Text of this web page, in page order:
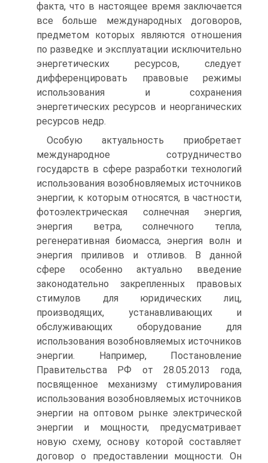
факта, что в настоящее время заключается
все больше международных договоров,
предметом которых являются отношения
по разведке и эксплуатации исключительно
энергетических ресурсов, следует
дифференцировать правовые режимы
использования и сохранения
энергетических ресурсов и неорганических
ресурсов недр.
Особую актуальность приобретает
международное сотрудничество
государств в сфере разработки технологий
использования возобновляемых источников
энергии, к которым относятся, в частности,
фотоэлектрическая солнечная энергия,
энергия ветра, солнечного тепла,
регенеративная биомасса, энергия волн и
энергия приливов и отливов. В данной
сфере особенно актуально введение
законодательно закрепленных правовых
стимулов для юридических лиц,
производящих, устанавливающих и
обслуживающих оборудование для
использования возобновляемых источников
энергии. Например, Постановление
Правительства РФ от 28.05.2013 года,
посвященное механизму стимулирования
использования возобновляемых источников
энергии на оптовом рынке электрической
энергии и мощности, предусматривает
новую схему, основу которой составляет
договор о предоставлении мощности. Он